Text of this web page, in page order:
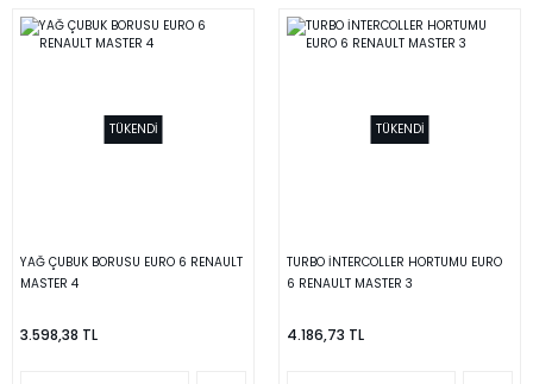
TÜKENDİ
YAĞ ÇUBUK BORUSU EURO 6 RENAULT
MASTER 4
3.598,38 TL
TÜKENDİ
TURBO İNTERCOLLER HORTUMU EURO
6 RENAULT MASTER 3
4.186,73 TL